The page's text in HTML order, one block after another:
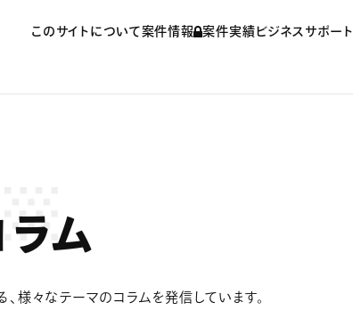
このサイトについて案件情報 案件実績 ビジネスサポート
ラム
様々なテーマのコラムを発信しています。